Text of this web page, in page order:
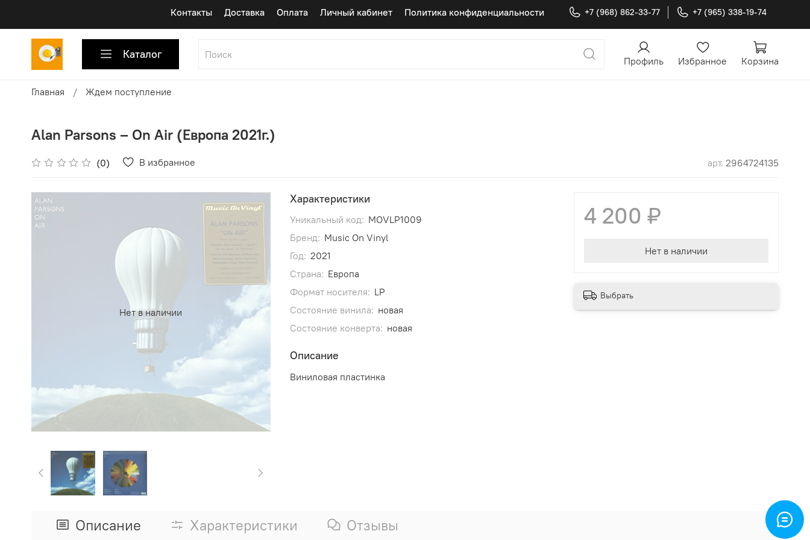
Контакты Доставка Оплата Личный кабинет Политика конфиденциальности +7 (968) 862-33-77 +7 (965) 338-19-74
Каталог Профиль Избранное Корзина
Главная Ждем поступление
Alan Parsons ‎– On Air (Европа 2021г.)
(0) В избранное арт. 2964724135
Нет в наличии
Характеристики
Уникальный код: MOVLP1009
Бренд: Music On Vinyl
Год: 2021
Страна: Европа
Формат носителя: LP
Состояние винила: новая
Состояние конверта: новая
Описание
Виниловая пластинка
4 200 ₽
Нет в наличии
Выбрать
Описание Характеристики Отзывы